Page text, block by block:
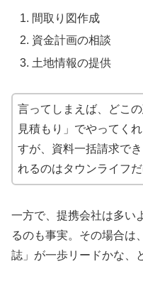
間取り図作成
資金計画の相談
土地情報の提供
言ってしまえば、どこ
見積もり」でやってく
すが、資料一括請求で
れるのはタウンライフだ
一方で、提携会社は多い
るのも事実。その場合は
誌」が一歩リードかな、